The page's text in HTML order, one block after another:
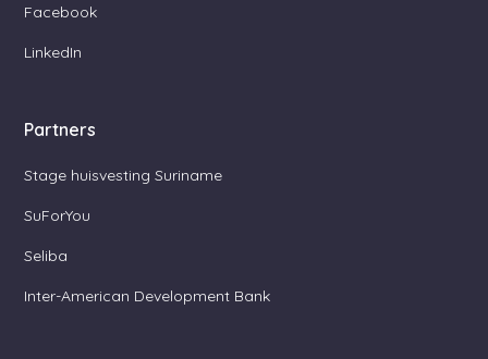
Facebook
LinkedIn
Partners
Stage huisvesting Suriname
SuForYou
Seliba
Inter-American Development Bank